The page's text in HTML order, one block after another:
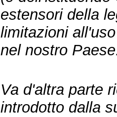
estensori della
limitazioni
nel nostro
Va d'altra parte
introdotto dalla